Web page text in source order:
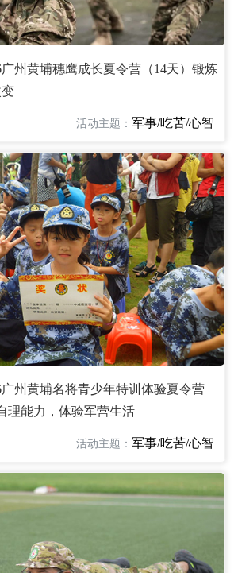
广州黄埔穗鹰成长夏令营（14天）锻炼
活动主题： 军事/吃苦/心智
广州黄埔名将青少年特训体验夏令营
理能力，体验军营生活
活动主题： 军事/吃苦/心智